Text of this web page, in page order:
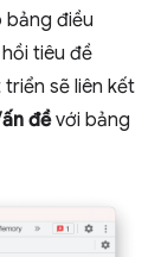
bảng điều
tiêu đề
sẽ liên kết
đềvới bảng